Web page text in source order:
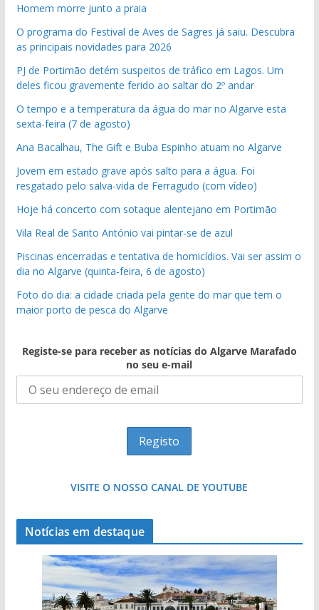
Homem morre junto a praia
O programa do Festival de Aves de Sagres já saiu. Descubra
as principais novidades para 2026
PJ de Portimão detém suspeitos de tráfico em Lagos. Um
deles ficou gravemente ferido ao saltar do 2º andar
O tempo e a temperatura da água do mar no Algarve esta
sexta-feira (7 de agosto)
Ana Bacalhau, The Gift e Buba Espinho atuam no Algarve
Jovem em estado grave após salto para a água. Foi
resgatado pelo salva-vida de Ferragudo (com vídeo)
Hoje há concerto com sotaque alentejano em Portimão
Vila Real de Santo António vai pintar-se de azul
Piscinas encerradas e tentativa de homicídios. Vai ser assim o
dia no Algarve (quinta-feira, 6 de agosto)
Foto do dia: a cidade criada pela gente do mar que tem o
maior porto de pesca do Algarve
Registe-se para receber as notícias do Algarve Marafado
no seu e-mail
VISITE O NOSSO CANAL DE YOUTUBE
Notícias em destaque